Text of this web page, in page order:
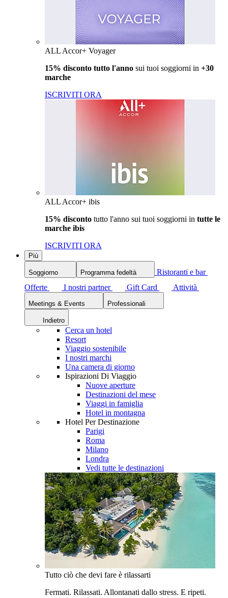
ALL Accor+ Voyager
15% disconto tutto l'anno sui tuoi soggiorni in +30
marche
ISCRIVITI ORA
ALL Accor+ ibis
15% disconto tutto l'anno sui tuoi soggiorni in tutte le
marche ibis
ISCRIVITI ORA
Più
Soggiorno Programma fedeltà
Ristoranti e bar
Offerte
I nostri partner Gift Card Attività
Meetings & Events Professionali
Indietro
Cerca un hotel
Resort
Viaggio sostenibile
I nostri marchi
Una camera di giorno
Ispirazioni Di Viaggio
Nuove aperture
Destinazioni del mese
Viaggi in famiglia
Hotel in montagna
Hotel Per Destinazione
Parigi
Roma
Milano
Londra
Vedi tutte le destinazioni
Tutto ciò che devi fare è rilassarti
Fermati. Rilassati. Allontanati dallo stress. E ripeti.